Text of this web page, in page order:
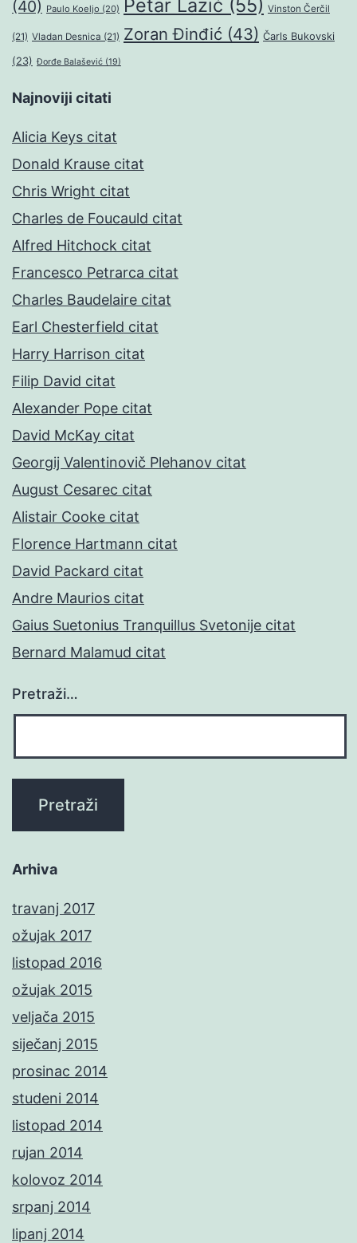
(40) Paulo Koeljo (20) Petar Lazić (55) Vinston Čerčil
(21) Vladan Desnica (21) Zoran Đinđić (43) Čarls Bukovski
(23) Đorđe Balašević (19)
Najnoviji citati
Alicia Keys citat
Donald Krause citat
Chris Wright citat
Charles de Foucauld citat
Alfred Hitchock citat
Francesco Petrarca citat
Charles Baudelaire citat
Earl Chesterfield citat
Harry Harrison citat
Filip David citat
Alexander Pope citat
David McKay citat
Georgij Valentinovič Plehanov citat
August Cesarec citat
Alistair Cooke citat
Florence Hartmann citat
David Packard citat
Andre Maurios citat
Gaius Suetonius Tranquillus Svetonije citat
Bernard Malamud citat
Pretraži…
Arhiva
travanj 2017
ožujak 2017
listopad 2016
ožujak 2015
veljača 2015
siječanj 2015
prosinac 2014
studeni 2014
listopad 2014
rujan 2014
kolovoz 2014
srpanj 2014
lipanj 2014